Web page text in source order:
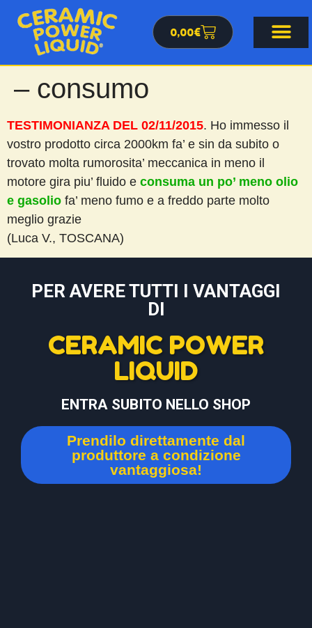
0,00€
– consumo
TESTIMONIANZA DEL 02/11/2015. Ho immesso il
vostro prodotto circa 2000km fa’ e sin da subito o
trovato molta rumorosita’ meccanica in meno il
motore gira piu’ fluido e consuma un po’ meno olio
e gasolio fa’ meno fumo e a freddo parte molto
meglio grazie
(Luca V., TOSCANA)
PER AVERE TUTTI I VANTAGGI
DI
CERAMIC POWER
LIQUID
ENTRA SUBITO NELLO SHOP
Prendilo direttamente dal
produttore a condizione
vantaggiosa!